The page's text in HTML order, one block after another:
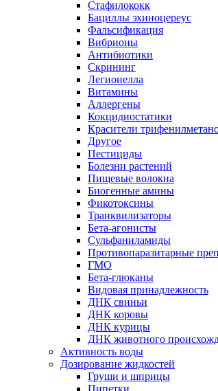
Стафилококк
Бациллы эхиноцереус
Фальсификация
Вибрионы
Антибиотики
Скрининг
Легионелла
Витамины
Аллергены
Кокцидиостатики
Красители
Другое
Пестициды
Болезни растений
Пищевые волокна
Биогенные амины
Фикотоксины
Транквилизаторы
Бета-агонисты
Сульфаниламиды
Противопаразитарные
ГМО
Бета-глюканы
Видовая принадлежность
ДНК свиньи
ДНК коровы
ДНК курицы
ДНК животного
Активность воды
Дозирование жидкостей
Груши и шприцы
Пипетки